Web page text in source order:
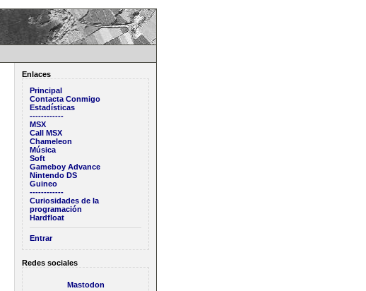
Enlaces
Principal
Contacta Conmigo
Estadísticas
------------
MSX
Call MSX
Chameleon
Música
Soft
Gameboy Advance
Nintendo DS
Guineo
------------
Curiosidades de la
programación
Hardfloat
Entrar
Redes sociales
Mastodon